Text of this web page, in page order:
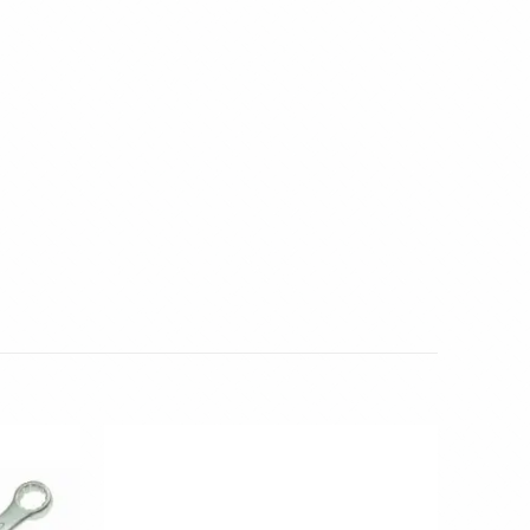
Toevoegen
aan
wenslijst